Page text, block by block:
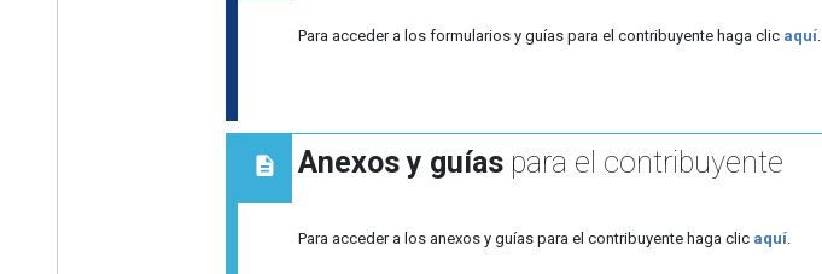
Para acceder a los formularios y guías para el contribuyente haga clic aquí.
Anexos y guías para el contribuyente
Para acceder a los anexos y guías para el contribuyente haga clic aquí.